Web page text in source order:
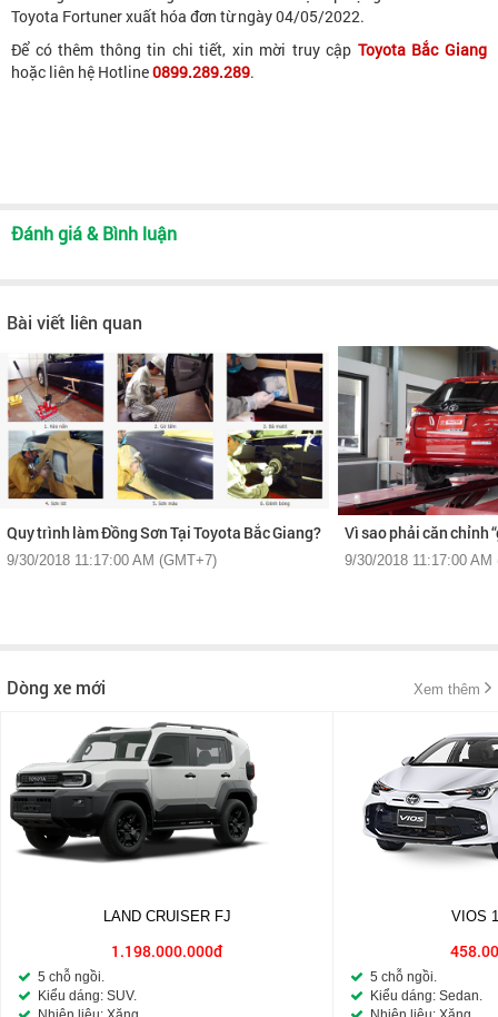
Toyota Fortuner xuất hóa đơn từ ngày 04/05/2022.
Để có thêm thông tin chi tiết, xin mời truy cập Toyota Bắc Giang
hoặc liên hệ Hotline0899.289.289.
Đánh giá & Bình luận
Bài viết liên quan
Quy trình làm Đồng Sơn Tại Toyota Bắc Giang?
9/30/2018 11:17:00 AM (GMT+7)
Vì sao phải căn chỉnh
9/30/2018 11:17:00 AM
Dòng xe mới Xem thêm
LAND CRUISER FJ
1.198.000.000đ
5 chỗ ngồi.
Kiểu dáng: SUV.
VIOS
5 chỗ ngồi.
Kiểu dáng: Sedan.